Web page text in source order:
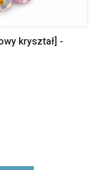
kryształ] -